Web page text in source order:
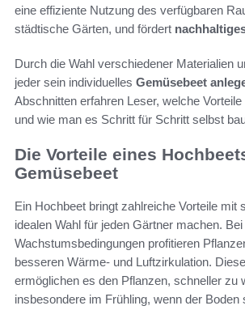
eine effiziente Nutzung des verfügbaren
städtische Gärten, und fördert
Durch die Wahl verschiedener Materialien
jeder sein individuelles Gemüsebeet
Abschnitten erfahren Leser, welche
und wie man es Schritt für Schritt selbst
Die Vorteile eines
Gemüsebeet
Ein Hochbeet bringt zahlreiche Vorteile mit
idealen Wahl für jeden Gärtner machen.
Wachstumsbedingungen profitieren
besseren Wärme- und Luftzirkulation.
ermöglichen es den Pflanzen, schneller zu
insbesondere im Frühling, wenn der Boden